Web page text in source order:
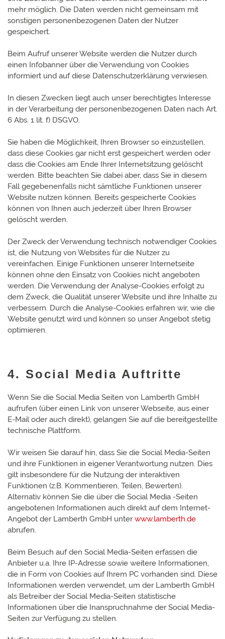
mehr möglich. Die Daten werden nicht gemeinsam mit
sonstigen personenbezogenen Daten der Nutzer
gespeichert.
Beim Aufruf unserer Website werden die Nutzer durch
einen Infobanner über die Verwendung von Cookies
informiert und auf diese Datenschutzerklärung verwiesen.
In diesen Zwecken liegt auch unser berechtigtes Interesse
in der Verarbeitung der personenbezogenen Daten nach Art.
6 Abs. 1 lit. f) DSGVO.
Sie haben die Möglichkeit, Ihren Browser so einzustellen,
dass diese Cookies gar nicht erst gespeichert werden oder
dass die Cookies am Ende Ihrer Internetsitzung gelöscht
werden. Bitte beachten Sie dabei aber, dass Sie in diesem
Fall gegebenenfalls nicht sämtliche Funktionen unserer
Website nutzen können. Bereits gespeicherte Cookies
können von Ihnen auch jederzeit über Ihren Browser
gelöscht werden.
Der Zweck der Verwendung technisch notwendiger Cookies
ist, die Nutzung von Websites für die Nutzer zu
vereinfachen. Einige Funktionen unserer Internetseite
können ohne den Einsatz von Cookies nicht angeboten
werden. Die Verwendung der Analyse-Cookies erfolgt zu
dem Zweck, die Qualität unserer Website und ihre Inhalte zu
verbessern. Durch die Analyse-Cookies erfahren wir, wie die
Website genutzt wird und können so unser Angebot stetig
optimieren.
4. Social Media Auftritte
Wenn Sie die Social Media Seiten von Lamberth GmbH
aufrufen (über einen Link von unserer Webseite, aus einer
E-Mail oder auch direkt), gelangen Sie auf die bereitgestellte
technische Plattform.
Wir weisen Sie darauf hin, dass Sie die Social Media-Seiten
und ihre Funktionen in eigener Verantwortung nutzen. Dies
gilt insbesondere für die Nutzung der interaktiven
Funktionen (z.B. Kommentieren, Teilen, Bewerten).
Alternativ können Sie die über die Social Media -Seiten
angebotenen Informationen auch direkt auf dem Internet-
Angebot der Lamberth GmbH unterwww.lamberth.de
abrufen.
Beim Besuch auf den Social Media-Seiten erfassen die
Anbieter u.a. Ihre IP-Adresse sowie weitere Informationen,
die in Form von Cookies auf Ihrem PC vorhanden sind. Diese
Informationen werden verwendet, um der Lamberth GmbH
als Betreiber der Social Media-Seiten statistische
Informationen über die Inanspruchnahme der Social Media-
Seiten zur Verfügung zu stellen.